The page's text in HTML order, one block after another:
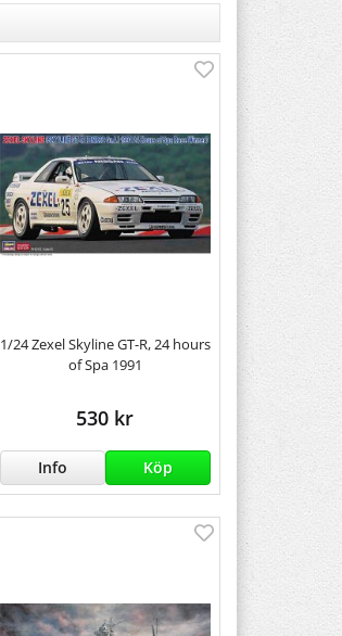
1/24 Zexel Skyline GT-R, 24 hours
of Spa 1991
530 kr
Info Köp